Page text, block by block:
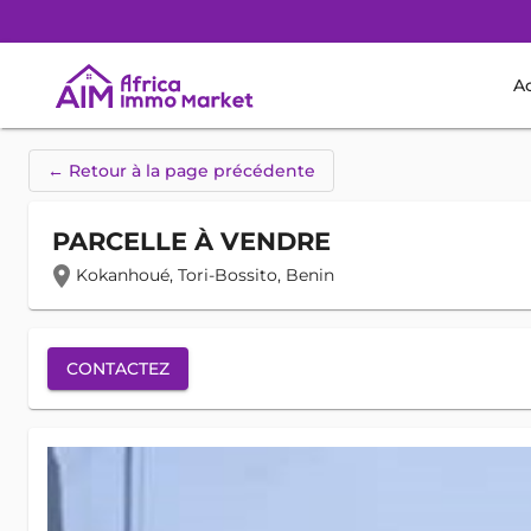
← Retour à la page précédente
PARCELLE À VENDRE
location_on Kokanhoué, Tori-Bossito, Benin
CONTACTEZ